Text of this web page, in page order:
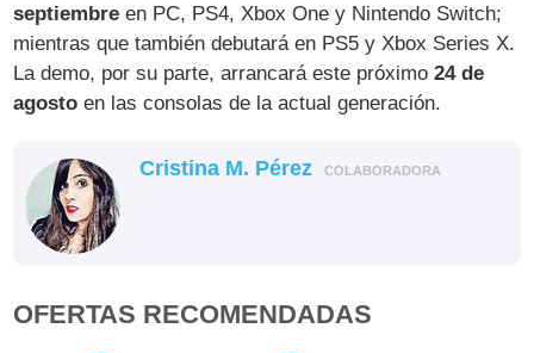
septiembre en PC, PS4, Xbox One y Nintendo Switch;
mientras que también debutará en PS5 y Xbox Series X.
La demo, por su parte, arrancará este próximo24 de
agosto en las consolas de la actual generación.
Cristina M. Pérez COLABORADORA
OFERTAS RECOMENDADAS